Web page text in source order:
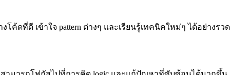
ค้ดที่ดี เข้าใจ pattern ต่างๆ และเรียนรู้เทคนิคใหม่ๆ ได้อย่างรวด